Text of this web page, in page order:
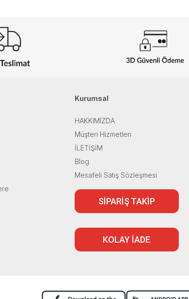
Kurumsal
HAKKIMIZDA
Müşteri Hizmetleri
İLETİŞİM
Blog
Mesafeli Satış Sözleşmesi
SİPARİŞ TAKİP
KOLAY İADE